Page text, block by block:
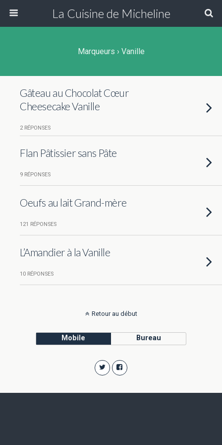
La Cuisine de Micheline
Marqueurs › Vanille
Gâteau au Chocolat Cœur
Cheesecake Vanille
2 RÉPONSES
Flan Pâtissier sans Pâte
9 RÉPONSES
Oeufs au lait Grand-mère
121 RÉPONSES
L’Amandier à la Vanille
10 RÉPONSES
Retour au début
Mobile Bureau